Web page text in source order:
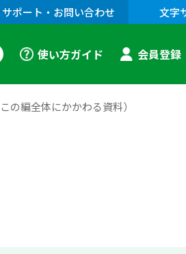
サポート・お問い合わせ 文字
使い方ガイド 会員登録
編全体にかかわる資料）